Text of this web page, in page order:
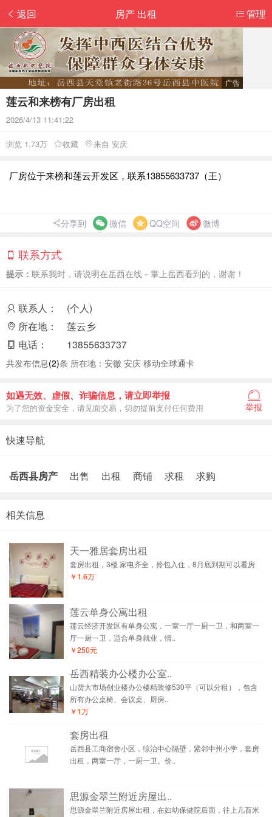
返回 管理
房产 出租
莲云和来榜有厂房出租
2026/4/13 11:41:22
浏览 1.73万 收藏 来自 安庆
厂房位于来榜和莲云开发区，联系13855633737（王）
分享到 微信 QQ空间 微博
联系方式
提示： 联系我时，请说明在岳西在线－掌上岳西看到的，谢谢！
联系人：
(个人)
所在地：
莲云乡
电话：
13855633737
共发布信息(2)条 所在地：安徽 安庆 移动全球通卡
如遇无效、虚假、诈骗信息，请立即举报
为了您的资金安全，请见面交易，切勿提前支付任何费用 举报
快速导航
岳西县房产 出售 出租 商铺 求租 求购
相关信息
天一雅居套房出租
套房出租，3楼 家电齐全，拎包入住，8月底到期可以看房
￥1.6万
莲云单身公寓出租
莲云经济开发区有单身公寓，一室一厅一厨一卫，和两室一
厅一厨一卫，适合单身就业，情..
￥250元
岳西精装办公楼办公室..
山货大市场创业楼办公楼精装修530平（可以分租），包含
所有办公桌椅、会议桌、厨房..
￥1万
套房出租
岳西县工商宿舍小区，综治中心隔壁，紧邻中州小学，套房
出租，两室一厅，一厨一卫。价..
思源金翠兰附近房屋出..
思源金翠兰附近房屋出租，在妇幼保健院后面，往上几百米